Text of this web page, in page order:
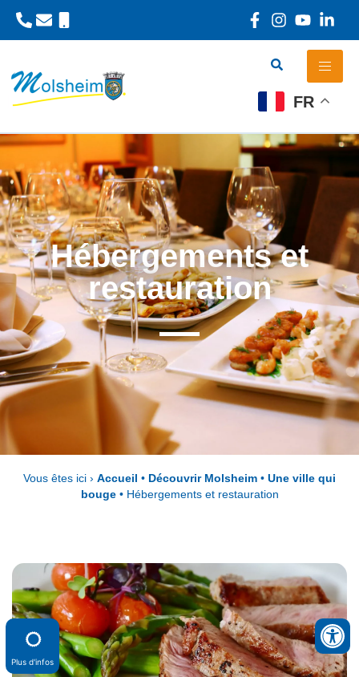
FR
Hébergements et
restauration
Vous êtes ici › Accueil • Découvrir Molsheim • Une ville qui
bouge• Hébergements et restauration
Plus d'infos
Panneau de gestion des cookies